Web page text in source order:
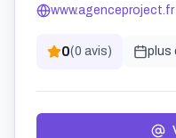
www.agenceproject.fr
0(0 avis) plus